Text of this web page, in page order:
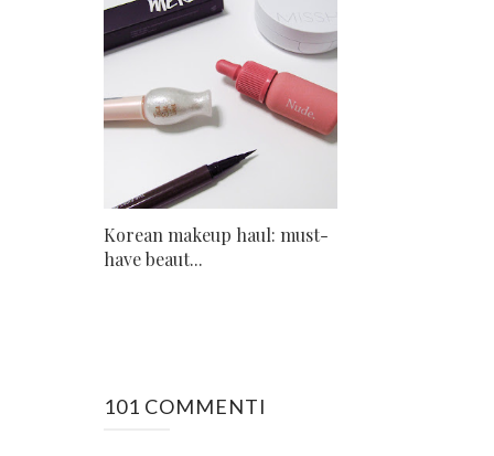
Korean makeup haul: must-
have beaut...
101 COMMENTI